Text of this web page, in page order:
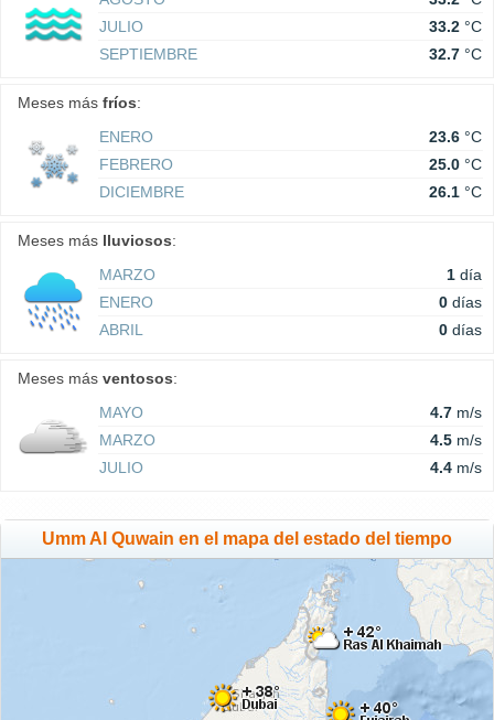
JULIO
33.2 °C
SEPTIEMBRE
32.7 °C
Meses más fríos:
ENERO
23.6 °C
FEBRERO
25.0 °C
DICIEMBRE
26.1 °C
Meses más lluviosos:
MARZO
1 día
ENERO
0 días
ABRIL
0 días
Meses más ventosos:
MAYO
4.7 m/s
MARZO
4.5 m/s
JULIO
4.4 m/s
Umm Al Quwain en el mapa del estado del tiempo